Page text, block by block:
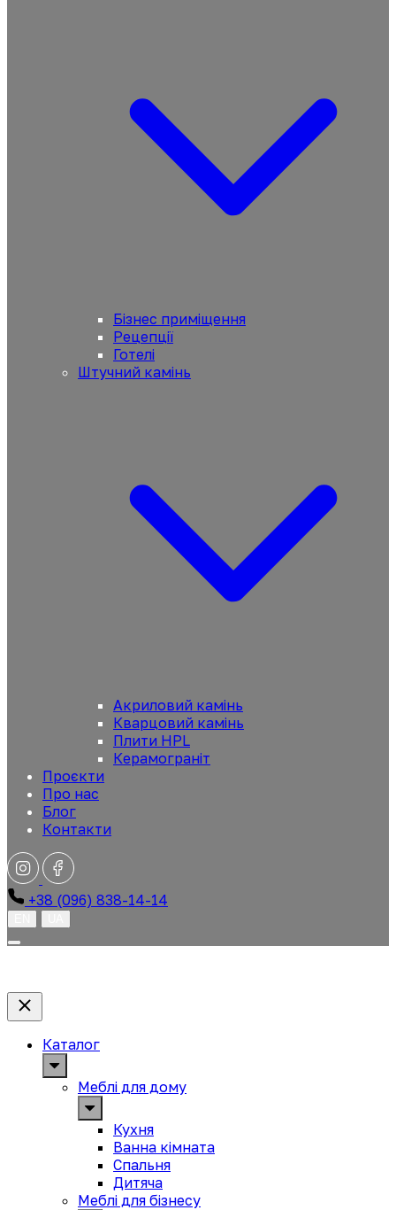
Бізнес приміщення
Рецепції
Готелі
Штучний камінь
Акриловий камінь
Кварцовий камінь
Плити HPL
Керамограніт
Проєкти
Про нас
Блог
Контакти
+38 (096) 838-14-14
Каталог
Меблі для дому
Кухня
Ванна кімната
Спальня
Дитяча
Меблі для бізнесу